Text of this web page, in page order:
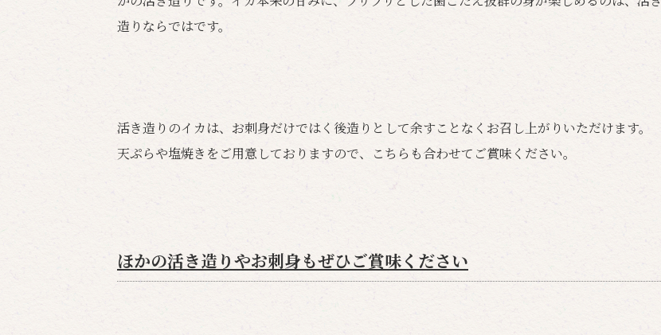
造りならではです。
活き造りのイカは、お刺身だけではく後造りとして余すことなくお召し上がりいただけます。
天ぷらや塩焼きをご用意しておりますので、こちらも合わせてご賞味ください。
ほかの活き造りやお刺身もぜひご賞味ください